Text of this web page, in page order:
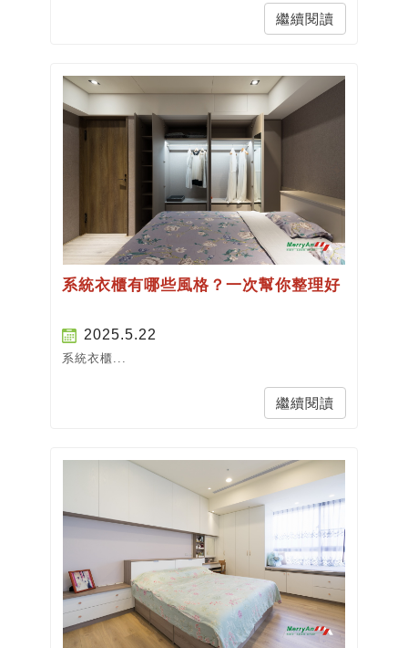
繼續閱讀
系統衣櫃有哪些風格？一次幫你整理好
2025.5.22
系統衣櫃...
繼續閱讀